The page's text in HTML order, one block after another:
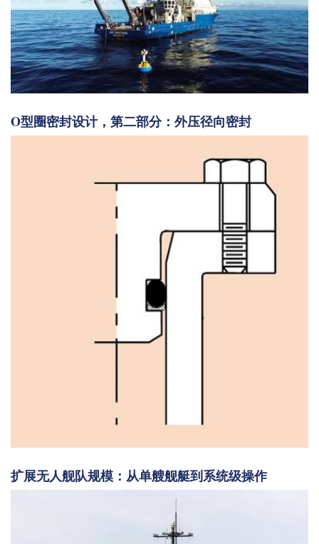
O型圈密封设计，第二部分：外压径向密封
扩展无人舰队规模：从单艘舰艇到系统级操作